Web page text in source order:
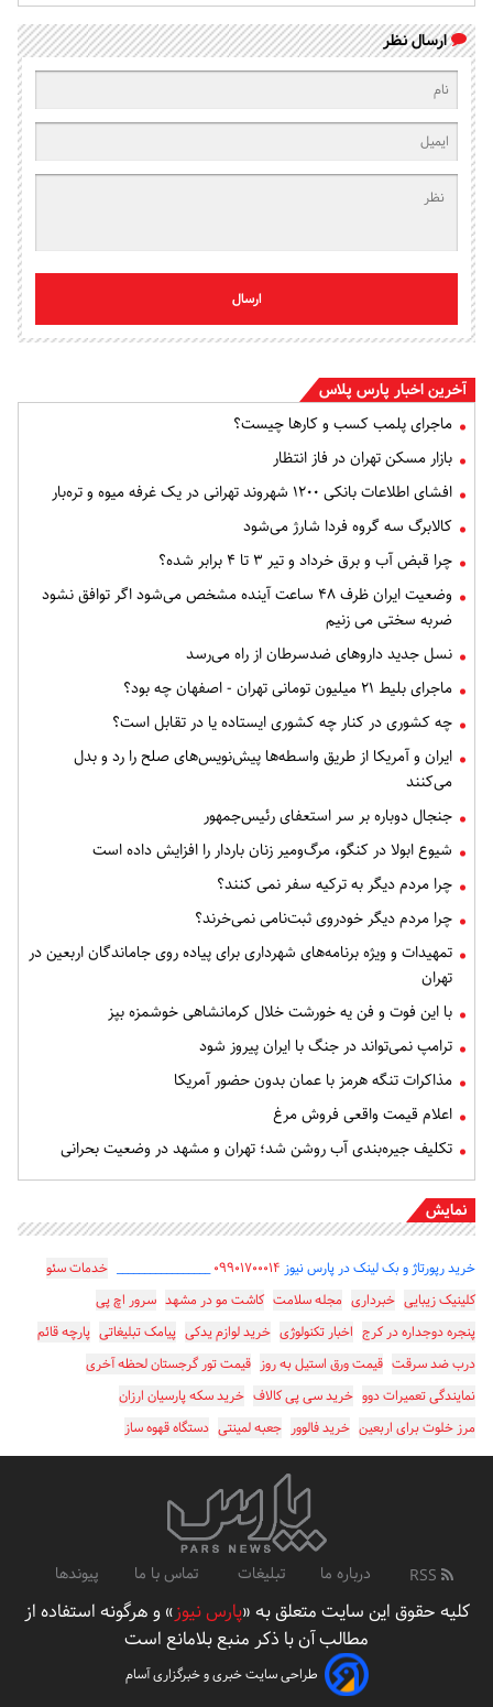
ارسال نظر
ارسال
آخرین اخبار پارس پلاس
ماجرای پلمب کسب و کارها چیست؟
بازار مسکن تهران در فاز انتظار
افشای اطلاعات بانکی ۱۲۰۰ شهروند تهرانی در یک غرفه میوه و تره‌بار
کالابرگ سه گروه فردا شارژ می‌شود
چرا قبض آب و برق خرداد و تیر ۳ تا ۴ برابر شده؟
وضعیت ایران ظرف ۴۸ ساعت آینده مشخص می‌شود اگر توافق نشود
ضربه سختی می زنیم
نسل جدید داروهای ضدسرطان از راه می‌رسد
ماجرای بلیط ۲۱ میلیون تومانی تهران - اصفهان چه بود؟
چه کشوری در کنار چه کشوری ایستاده یا در تقابل است؟
ایران و آمریکا از طریق واسطه‌ها پیش‌نویس‌های صلح را رد و بدل
می‌کنند
جنجال دوباره بر سر استعفای رئیس‌جمهور
شیوع ابولا در کنگو، مرگ‌ومیر زنان باردار را افزایش داده است
چرا مردم دیگر به ترکیه سفر نمی کنند؟
چرا مردم دیگر خودروی ثبت‌نامی نمی‌خرند؟
تمهیدات و ویژه برنامه‌های شهرداری برای پیاده روی جاماندگان اربعین در
تهران
با این فوت و فن یه خورشت خلال کرمانشاهی خوشمزه بپز
ترامپ نمی‌تواند در جنگ با ایران پیروز شود
مذاکرات تنگه هرمز با عمان بدون حضور آمریکا
اعلام قیمت واقعی فروش مرغ
تکلیف جیره‌بندی آب روشن شد؛ تهران و مشهد در وضعیت بحرانی
نمایش
خرید رپورتاژ و بک لینک در پارس نیوز ۰۹۹۰۱۷۰۰۰۱۴_________________ خدمات سئو
کلینیک زیبایی خبرداری مجله سلامت کاشت مو در مشهد سرور اچ پی
پنجره دوجداره در کرج اخبار تکنولوژی خرید لوازم یدکی پیامک تبلیغاتی پارچه قائم
درب ضد سرقت قیمت ورق استیل به روز قیمت تور گرجستان لحظه آخری
نمایندگی تعمیرات دوو خرید سی پی کالاف خرید سکه پارسیان ارزان
مرز خلوت برای اربعین خرید فالوور جعبه لمینتی دستگاه قهوه ساز
درباره ما تبلیغات تماس با ما پیوندها
کلیه حقوق این سایت متعلق به «پارس نیوز» و هرگونه استفاده از
مطالب آن با ذکر منبع بلامانع است
طراحی سایت خبری و خبرگزاری آسام